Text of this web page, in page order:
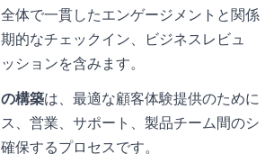
体で一貫したエンゲージメントと関係
的なチェックイン、ビジネスレビュ
ションを含みます。
構築は、最適な顧客体験提供のために
、営業、サポート、製品チーム間のシ
保するプロセスです。